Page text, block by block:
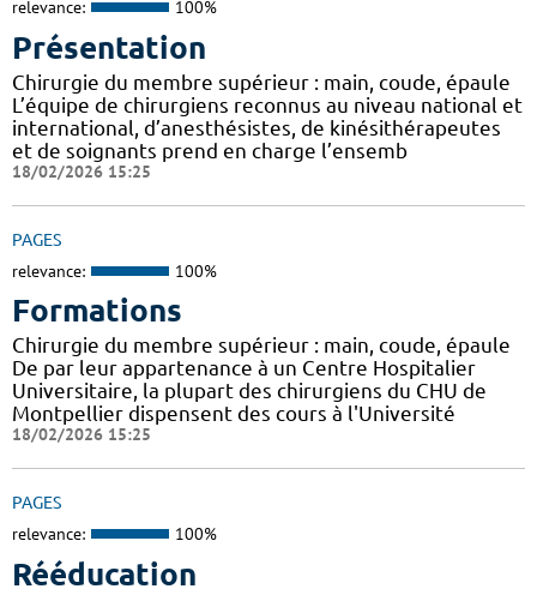
relevance: 100%
Présentation
Chirurgie du membre supérieur : main, coude, épaule
L’équipe de chirurgiens reconnus au niveau national et
international, d’anesthésistes, de kinésithérapeutes
et de soignants prend en charge l’ensemb
18/02/2026 15:25
PAGES
relevance: 100%
Formations
Chirurgie du membre supérieur : main, coude, épaule
De par leur appartenance à un Centre Hospitalier
Universitaire, la plupart des chirurgiens du CHU de
Montpellier dispensent des cours à l'Université
18/02/2026 15:25
PAGES
relevance: 100%
Rééducation